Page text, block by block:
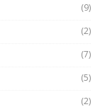
(9)
(2)
(7)
(5)
(2)